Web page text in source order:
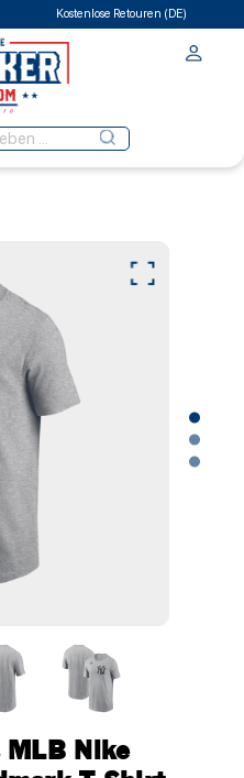
Kostenlose Retouren (DE)
MLB Nike